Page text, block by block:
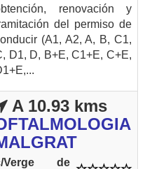
renovación y
del permiso de
(A1, A2, A, B, C1,
D1, D, B+E, C1+E, C+E,
A 10.93 kms
Verge de